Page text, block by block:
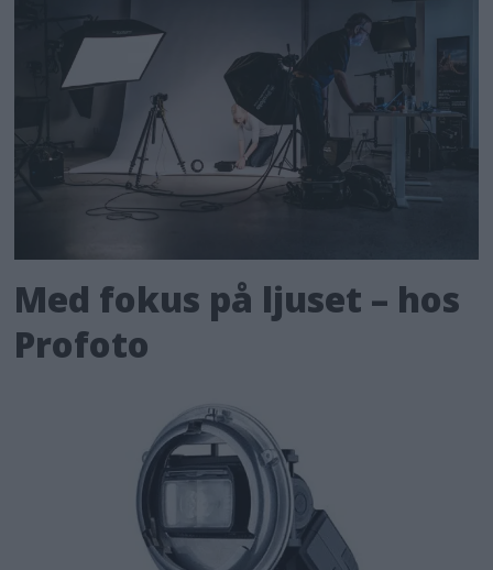
Med fokus på ljuset – hos
Profoto